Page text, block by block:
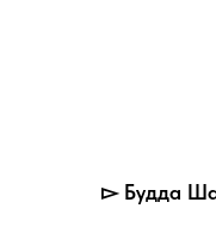
▻ Будда